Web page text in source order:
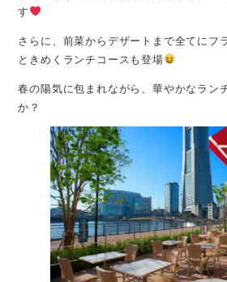
す
さらに、前菜からデザートまで全てにフ
ときめくランチコースも登場
春の陽気に包まれながら、華やかなラン
か？